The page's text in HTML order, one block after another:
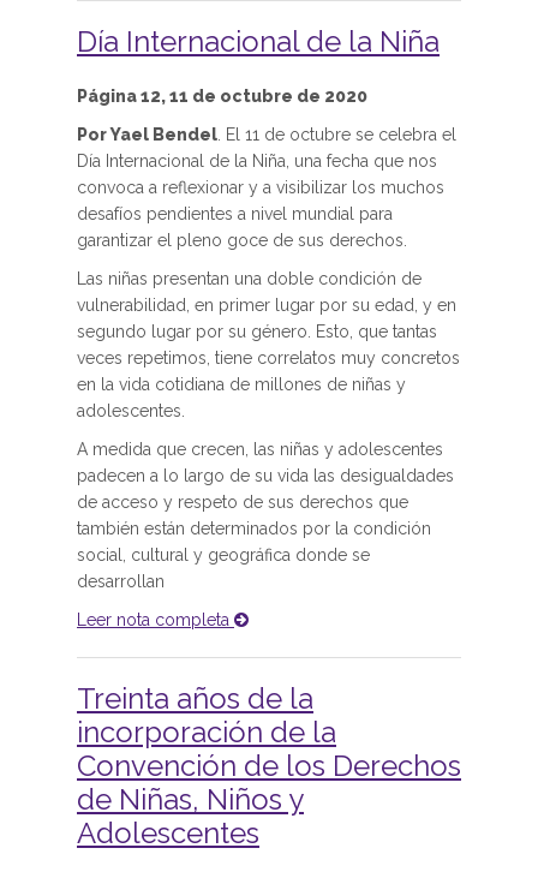
Día Internacional de la Niña
Página 12, 11 de octubre de 2020
Por Yael Bendel. El 11 de octubre se celebra el
Día Internacional de la Niña, una fecha que nos
convoca a reflexionar y a visibilizar los muchos
desafíos pendientes a nivel mundial para
garantizar el pleno goce de sus derechos.
Las niñas presentan una doble condición de
vulnerabilidad, en primer lugar por su edad, y en
segundo lugar por su género. Esto, que tantas
veces repetimos, tiene correlatos muy concretos
en la vida cotidiana de millones de niñas y
adolescentes.
A medida que crecen, las niñas y adolescentes
padecen a lo largo de su vida las desigualdades
de acceso y respeto de sus derechos que
también están determinados por la condición
social, cultural y geográfica donde se
desarrollan
Leer nota completa
Treinta años de la
incorporación de la
Convención de los Derechos
de Niñas, Niños y
Adolescentes